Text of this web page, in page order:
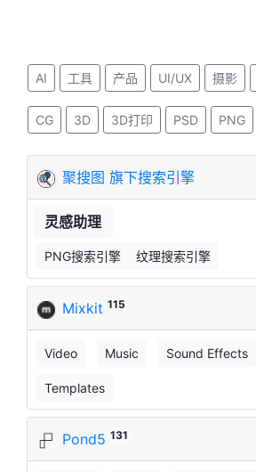
AI 工具 产品 UI/UX 摄影
CG 3D 3D打印 PSD PNG
聚搜图 旗下搜索引擎
灵感助理
PNG搜索引擎 纹理搜索引擎
Mixkit 115
Video Music Sound Effects
Templates
Pond5 131